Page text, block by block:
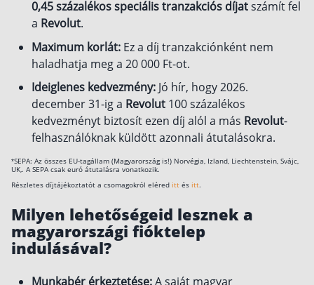
0,45 százalékos speciális tranzakciós díjatszámít fel
a Revolut.
Maximum korlát: Ez a díj tranzakciónként nem
haladhatja meg a 20 000 Ft-ot.
Ideiglenes kedvezmény: Jó hír, hogy 2026.
december 31-ig a Revolut 100 százalékos
kedvezményt biztosít ezen díj alól a más Revolut-
felhasználóknak küldött azonnali átutalásokra.
*SEPA: Az összes EU-tagállam (Magyarország is!) Norvégia, Izland, Liechtenstein, Svájc,
UK,. A SEPA csak euró átutalásra vonatkozik.
Részletes díjtájékoztatót a csomagokról eléred itt és itt.
Milyen lehetőségeid lesznek a
magyarországi fióktelep
indulásával?
Munkabér érkeztetése:A saját magyar